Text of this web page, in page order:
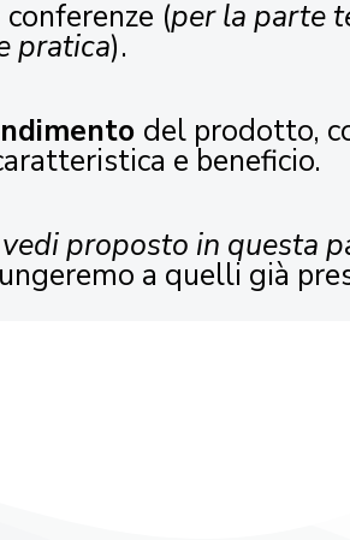
(per la parte
pratica).
del prodotto,
e beneficio.
proposto in questa
a quelli già